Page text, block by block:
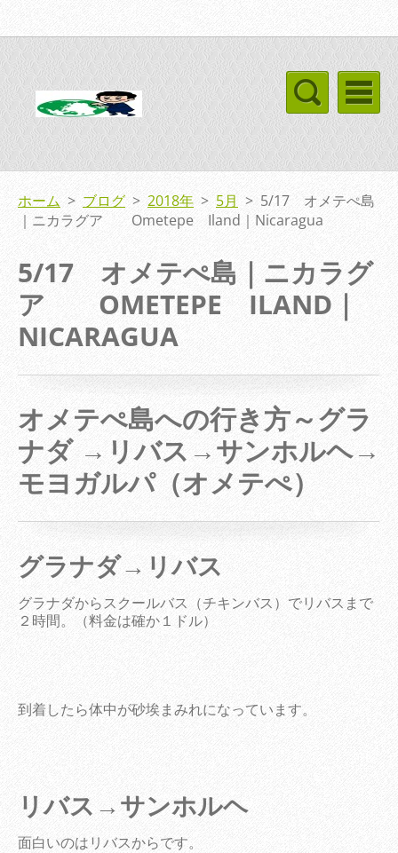
ホーム > ブログ > 2018年 > 5月 > 5/17 オメテぺ島
｜ニカラグア Ometepe Iland｜Nicaragua
5/17 オメテぺ島｜ニカラグ
ア OMETEPE ILAND｜
NICARAGUA
オメテぺ島への行き方～グラ
ナダ →リバス→サンホルヘ→
モヨガルパ（オメテぺ）
グラナダ→リバス
グラナダからスクールバス（チキンバス）でリバスまで
２時間。（料金は確か１ドル）
到着したら体中が砂埃まみれになっています。
リバス→サンホルヘ
面白いのはリバスからです。